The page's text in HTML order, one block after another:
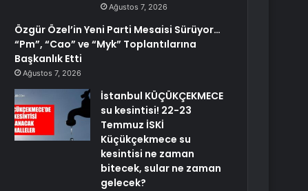
Ağustos 7, 2026
Özgür Özel’in Yeni Parti Mesaisi Sürüyor…
“Pm”, “Cao” ve “Myk” Toplantılarına
Başkanlık Etti
Ağustos 7, 2026
İstanbul KÜÇÜKÇEKMECE
su kesintisi! 22-23
Temmuz İSKİ
Küçükçekmece su
kesintisi ne zaman
bitecek, sular ne zaman
gelecek?